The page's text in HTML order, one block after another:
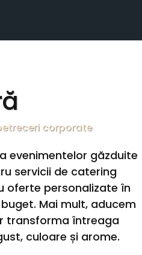
corporate
evenimentelor găzduite
servicii de catering
oferte personalizate în
Mai mult, aducem
transforma întreaga
culoare și arome.